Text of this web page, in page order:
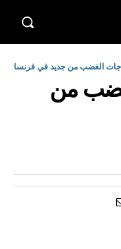
الغضب من جديد في فرنسا
من